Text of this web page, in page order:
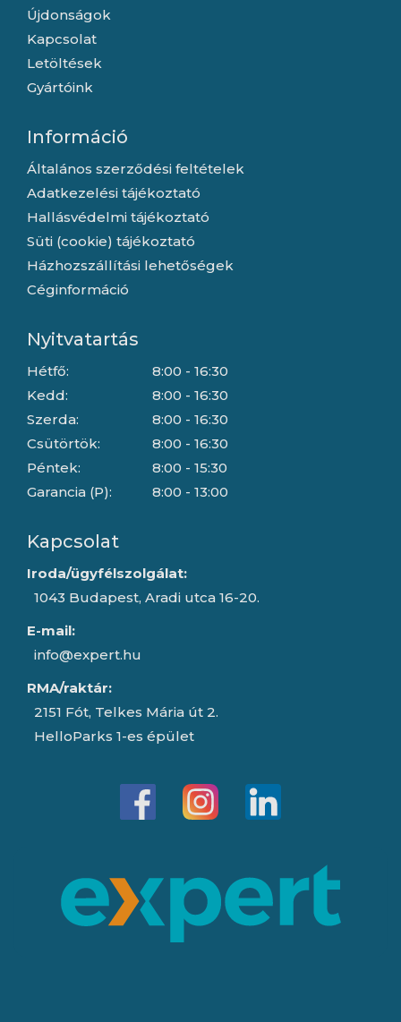
Újdonságok
Kapcsolat
Letöltések
Gyártóink
Információ
Általános szerződési feltételek
Adatkezelési tájékoztató
Hallásvédelmi tájékoztató
Süti (cookie) tájékoztató
Házhozszállítási lehetőségek
Céginformáció
Nyitvatartás
Hétfő:
Kedd:
Szerda:
Csütörtök:
Péntek:
Garancia (P):
8:00 - 16:30
8:00 - 16:30
8:00 - 16:30
8:00 - 16:30
8:00 - 15:30
8:00 - 13:00
Kapcsolat
Iroda/ügyfélszolgálat:
1043 Budapest, Aradi utca 16-20.
E-mail:
info@expert.hu
RMA/raktár:
2151 Fót, Telkes Mária út 2.
HelloParks 1-es épület